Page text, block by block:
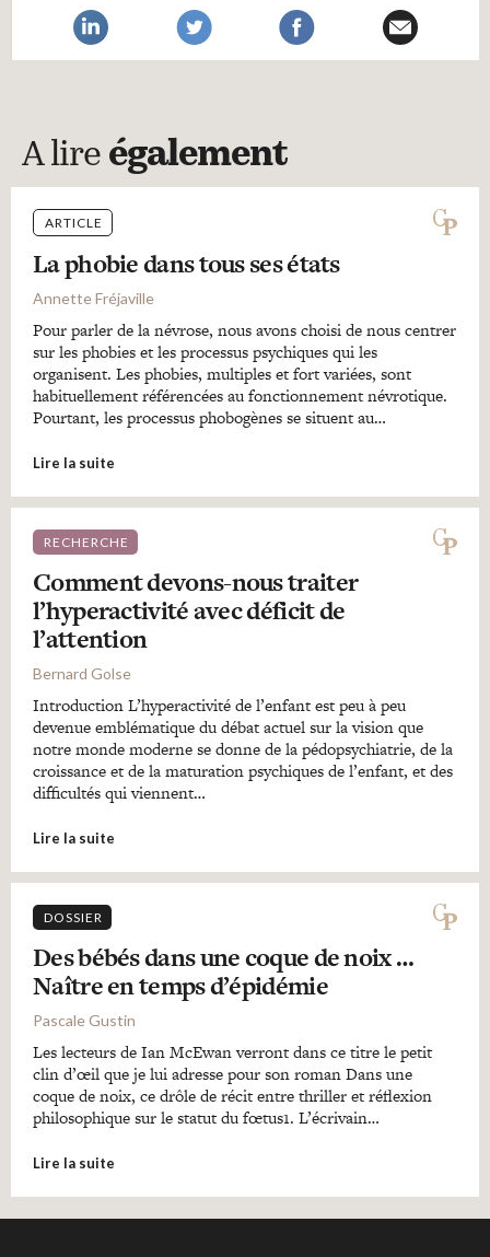
A lire également
ARTICLE
La phobie dans tous ses états
Annette Fréjaville
Pour parler de la névrose, nous avons choisi de nous centrer
sur les phobies et les processus psychiques qui les
organisent. Les phobies, multiples et fort variées, sont
habituellement référencées au fonctionnement névrotique.
Pourtant, les processus phobogènes se situent au…
Lire la suite
RECHERCHE
Comment devons-nous traiter
l’hyperactivité avec déficit de
l’attention
Bernard Golse
Introduction L’hyperactivité de l’enfant est peu à peu
devenue emblématique du débat actuel sur la vision que
notre monde moderne se donne de la pédopsychiatrie, de la
croissance et de la maturation psychiques de l’enfant, et des
difficultés qui viennent…
Lire la suite
DOSSIER
Des bébés dans une coque de noix …
Naître en temps d’épidémie
Pascale Gustin
Les lecteurs de Ian McEwan verront dans ce titre le petit
clin d’œil que je lui adresse pour son roman Dans une
coque de noix, ce drôle de récit entre thriller et réflexion
philosophique sur le statut du fœtus1. L’écrivain…
Lire la suite